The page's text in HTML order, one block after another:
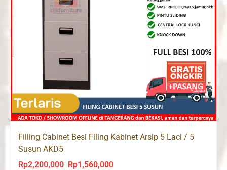
Filling Cabinet Besi Filing Kabinet Arsip 5 Laci / 5
Susun AKD5
Rp2,200,000
Original
Rp1,560,000Current